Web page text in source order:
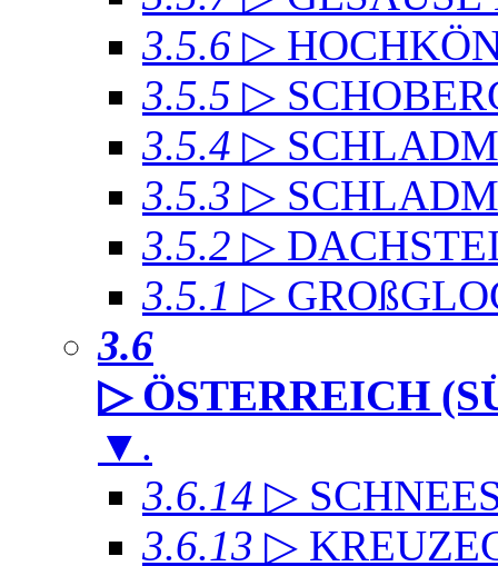
3.5.6 ▷
3.5.5 ▷
3.5.4 ▷
3.5.3 ▷
3.5.2 ▷
3.5.1 ▷
3.6
▷ ÖSTERREICH
▼ .
3.6.14 ▷
3.6.13 ▷